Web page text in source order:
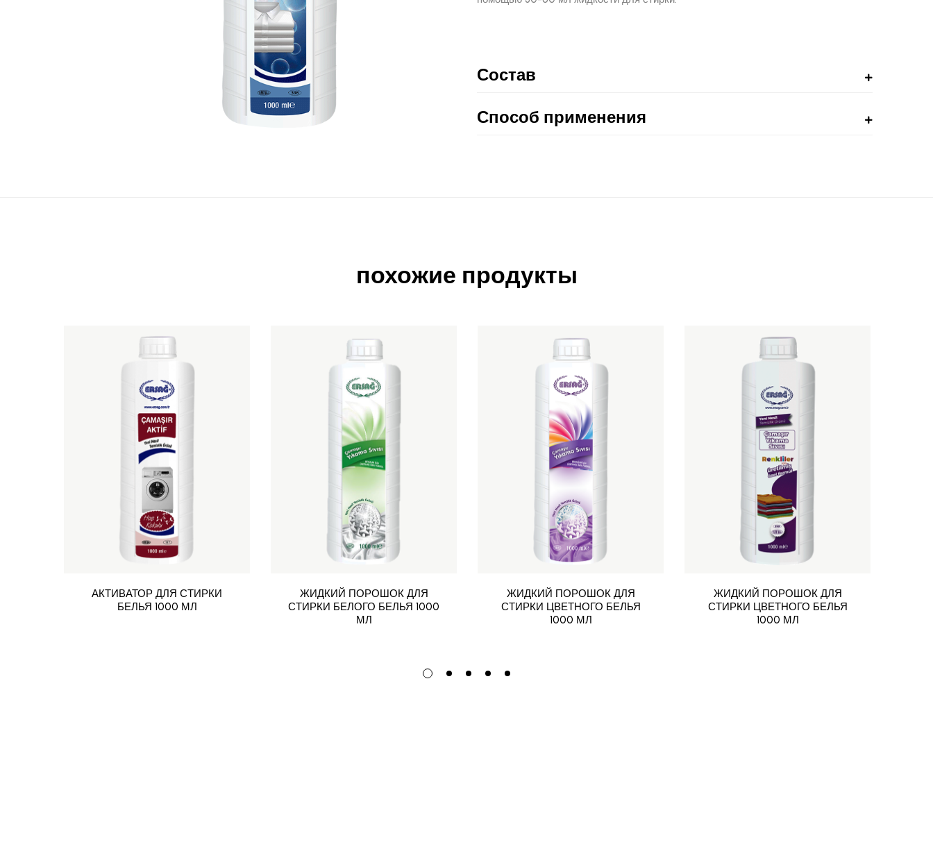
Состав
Способ применения
похожие продукты
АКТИВАТОР ДЛЯ СТИРКИ
БЕЛЬЯ 1000 МЛ
ЖИДКИЙ ПОРОШОК ДЛЯ
СТИРКИ БЕЛОГО БЕЛЬЯ 1000
МЛ
ЖИДКИЙ ПОРОШОК ДЛЯ
СТИРКИ ЦВЕТНОГО БЕЛЬЯ
1000 МЛ
ЖИДКИЙ ПОРОШОК ДЛЯ
СТИРКИ ЦВЕТНОГО БЕЛЬЯ
1000 МЛ